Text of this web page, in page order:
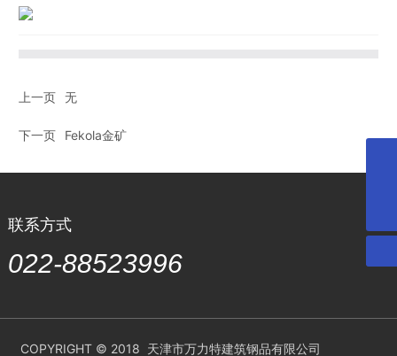
上一页 无
下一页 Fekola金矿
联系方式
022-88523996
COPYRIGHT © 2018 天津市万力特建筑钢品有限公司